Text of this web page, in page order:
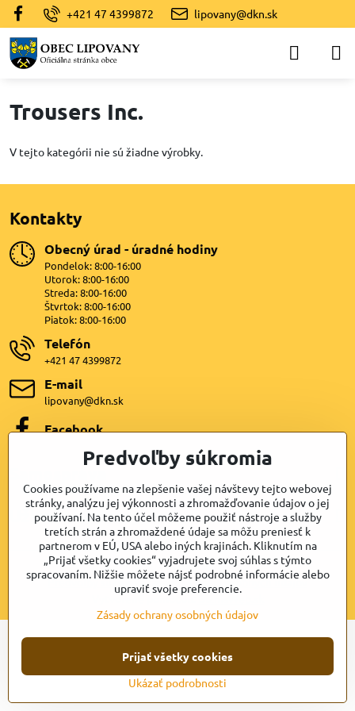
+421 47 4399872 lipovany@dkn.sk
Trousers Inc.
V tejto kategórii nie sú žiadne výrobky.
Kontakty
Obecný úrad - úradné hodiny
Pondelok: 8:00-16:00
Utorok: 8:00-16:00
Streda: 8:00-16:00
Štvrtok: 8:00-16:00
Piatok: 8:00-16:00
Telefón
+421 47 4399872
E-mail
lipovany@dkn.sk
Facebook
Užitočné odkazy
©2026Copyright
Predvoľby súkromiaZásady ochrany osobných údajov
Vytvorené pomocou:
BiznisWeb.sk
Predvoľby súkromia
Cookies používame na zlepšenie vašej návštevy tejto webovej
stránky, analýzu jej výkonnosti a zhromažďovanie údajov o jej
používaní. Na tento účel môžeme použiť nástroje a služby
tretích strán a zhromaždené údaje sa môžu preniesť k
partnerom v EÚ, USA alebo iných krajinách. Kliknutím na
„Prijať všetky cookies“ vyjadrujete svoj súhlas s týmto
spracovaním. Nižšie môžete nájsť podrobné informácie alebo
upraviť svoje preferencie.
Zásady ochrany osobných údajov
Ukázať podrobnosti
Prijať všetky cookies